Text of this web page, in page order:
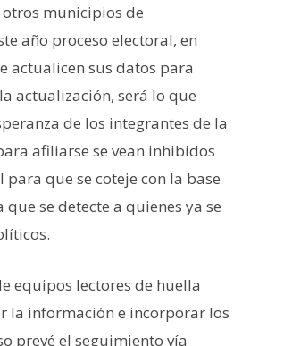
municipios de
año proceso electoral, en
actualicen sus datos para
actualización, será lo que
de los integrantes de la
afiliarse se vean inhibidos
que se coteje con la base
se detecte a quienes ya se
equipos lectores de huella
la información e incorporar los
prevé el seguimiento vía